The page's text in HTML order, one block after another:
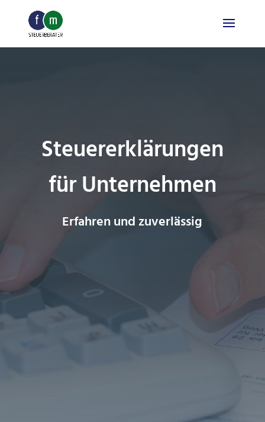
content
Steuererklärungen
für Unternehmen
Erfahren und zuverlässig